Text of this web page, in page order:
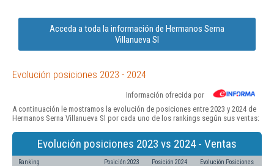
Acceda a toda la información de Hermanos Serna
Villanueva Sl
Evolución posiciones 2023 - 2024
Información ofrecida por
A continuación le mostramos la evolución de posiciones entre 2023 y 2024 de
Hermanos Serna Villanueva Sl por cada uno de los rankings según sus ventas:
Evolución posiciones 2023 vs 2024 - Ventas
Ranking Posición 2023 Posición 2024 Evolución Posiciones